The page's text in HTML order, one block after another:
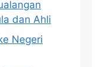
dan Ahli
Negeri